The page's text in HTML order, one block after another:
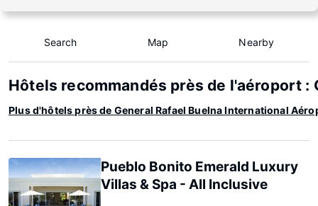
Search Map Nearby
Hôtels recommandés près de l'aéroport
Plus d'hôtels près de General Rafael Buelna International
Pueblo Bonito Emerald Luxury
Villas & Spa - All Inclusive